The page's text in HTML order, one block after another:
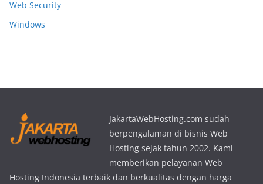
Web Security
Windows
JakartaWebHosting.com sudah
berpengalaman di bisnis Web
Hosting sejak tahun 2002. Kami
memberikan pelayanan Web
Hosting Indonesia terbaik dan berkualitas dengan harga